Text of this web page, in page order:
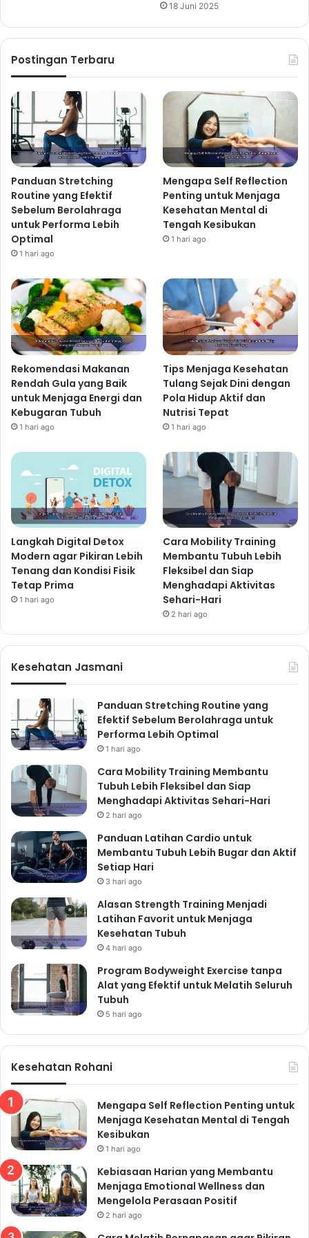
18 Juni 2025
Postingan Terbaru
Panduan Stretching
Routine yang Efektif
Sebelum Berolahraga
untuk Performa Lebih
Optimal
1 hari ago
Mengapa Self Reflection
Penting untuk Menjaga
Kesehatan Mental di
Tengah Kesibukan
1 hari ago
Rekomendasi Makanan
Rendah Gula yang Baik
untuk Menjaga Energi dan
Kebugaran Tubuh
1 hari ago
Tips Menjaga Kesehatan
Tulang Sejak Dini dengan
Pola Hidup Aktif dan
Nutrisi Tepat
1 hari ago
Langkah Digital Detox
Modern agar Pikiran Lebih
Tenang dan Kondisi Fisik
Tetap Prima
1 hari ago
Cara Mobility Training
Membantu Tubuh Lebih
Fleksibel dan Siap
Menghadapi Aktivitas
Sehari-Hari
2 hari ago
Kesehatan Jasmani
Panduan Stretching Routine yang
Efektif Sebelum Berolahraga untuk
Performa Lebih Optimal
1 hari ago
Cara Mobility Training Membantu
Tubuh Lebih Fleksibel dan Siap
Menghadapi Aktivitas Sehari-Hari
2 hari ago
Panduan Latihan Cardio untuk
Membantu Tubuh Lebih Bugar dan Aktif
Setiap Hari
3 hari ago
Alasan Strength Training Menjadi
Latihan Favorit untuk Menjaga
Kesehatan Tubuh
4 hari ago
Program Bodyweight Exercise tanpa
Alat yang Efektif untuk Melatih Seluruh
Tubuh
5 hari ago
Kesehatan Rohani
Mengapa Self Reflection Penting untuk
Menjaga Kesehatan Mental di Tengah
Kesibukan
1 hari ago
Kebiasaan Harian yang Membantu
Menjaga Emotional Wellness dan
Mengelola Perasaan Positif
2 hari ago